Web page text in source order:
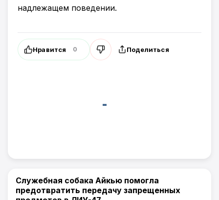
надлежащем поведении.
Нравится 0 Поделиться
Происшествия
Служебная собака Айкью помогла
предотвратить передачу запрещенных